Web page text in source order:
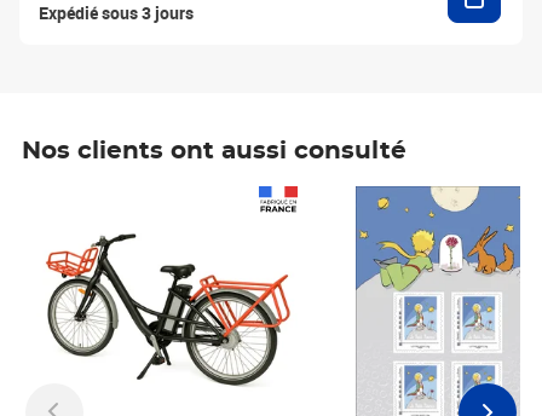
Expédié sous 3 jours
Nos clients ont aussi consulté
Prix 7,50€